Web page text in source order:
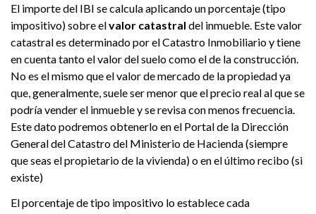
El importe del IBI se calcula aplicando un porcentaje (tipo
impositivo) sobre elvalor catastral del inmueble. Este valor
catastral es determinado por el Catastro Inmobiliario y tiene
en cuenta tanto el valor del suelo como el de la construcción.
No es el mismo que el valor de mercado de la propiedad ya
que, generalmente, suele ser menor que el precio real al que se
podría vender el inmueble y se revisa con menos frecuencia.
Este dato podremos obtenerlo en el Portal de la Dirección
General del Catastro del Ministerio de Hacienda (siempre
que seas el propietario de la vivienda) o en el último recibo (si
existe)
El porcentaje de tipo impositivo lo establece cada